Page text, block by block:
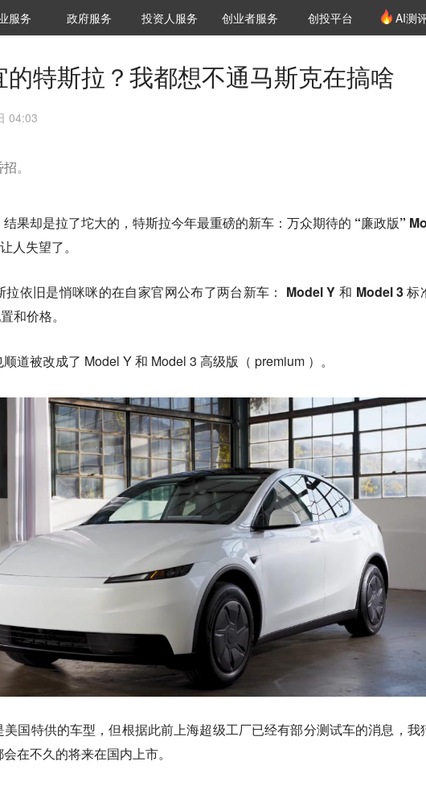
研究院
服务 城市之窗
政府服务 VClub投资机构库
投资机构职位推介
投资人服务 创投氪堂
创业者服务 创投平台 AI测
的特斯拉？我都想不通马斯克在搞啥
04:03
。
果却是拉了坨大的，特斯拉今年最重磅的新车：万众期待的 “廉政版”
人失望了。
依旧是悄咪咪的在自家官网公布了两台新车： Model Y 和 Model 3 标
和价格。
道被改成了 Model Y 和 Model 3 高级版（ premium ）。
美国特供的车型，但根据此前上海超级工厂已经有部分测试车的消息，我
会在不久的将来在国内上市。